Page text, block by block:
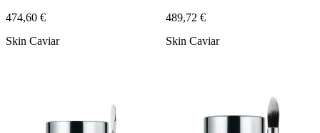
474,60 €
489,72 €
Skin Caviar
Skin Caviar